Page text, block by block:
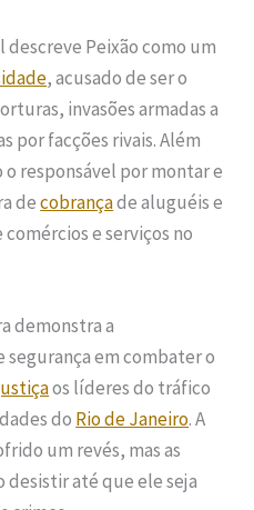
descreve Peixão como um
, acusado de ser o
invasões armadas a
por facções rivais. Além
responsável por montar e
decobrançade aluguéis e
e serviços no
demonstra a
segurança em combater o
os líderes do tráfico
do Rio de Janeiro. A
um revés, mas as
até que ele seja